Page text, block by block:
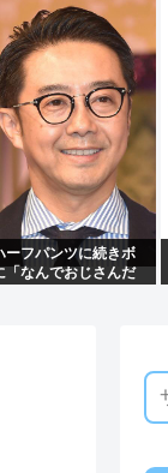
フパンツに続きボ
「なんでおじさんだ